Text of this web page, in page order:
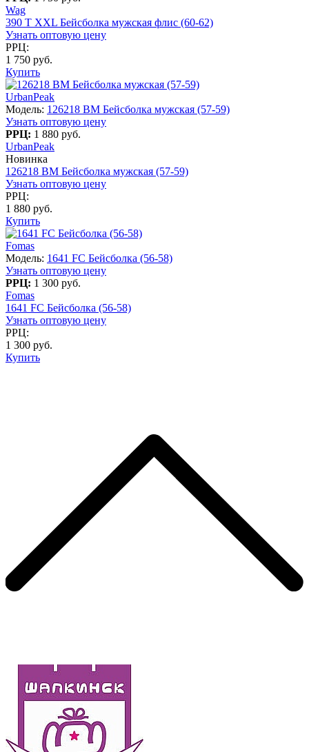
Wag
390 T XXL Бейсболка мужская флис (60-62)
Узнать оптовую цену
РРЦ:
1 750 руб.
Купить
UrbanPeak
Модель: 126218 BM Бейсболка мужская (57-59)
Узнать оптовую цену
РРЦ: 1 880 руб.
UrbanPeak
Новинка
126218 BM Бейсболка мужская (57-59)
Узнать оптовую цену
РРЦ:
1 880 руб.
Купить
Fomas
Модель: 1641 FC Бейсболка (56-58)
Узнать оптовую цену
РРЦ: 1 300 руб.
Fomas
1641 FC Бейсболка (56-58)
Узнать оптовую цену
РРЦ:
1 300 руб.
Купить